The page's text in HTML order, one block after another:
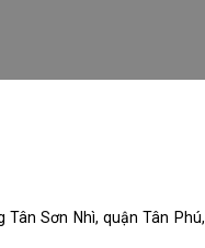
Sơn Nhì, quận Tân Phú,